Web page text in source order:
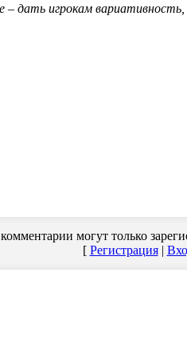
дать игрокам
могут только
[ Регистрация|